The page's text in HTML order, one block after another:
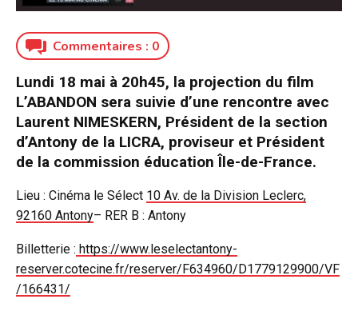
Commentaires : 0
Lundi 18 mai à 20h45, la projection du film
L’ABANDON sera suivie d’une rencontre avec
Laurent NIMESKERN, Président de la section
d’Antony de la LICRA, proviseur et Président
de la commission éducation Île-de-France.
Lieu : Cinéma le Sélect 10 Av. de la Division Leclerc,
92160 Antony– RER B : Antony
Billetterie : https://www.leselectantony-
reserver.cotecine.fr/reserver/F634960/D1779129900/VF
/166431/